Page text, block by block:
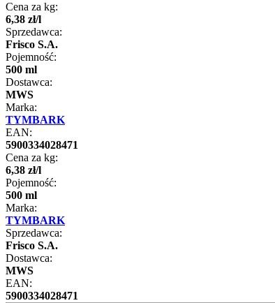
Cena za kg:
6,38 zł/l
Sprzedawca:
Frisco S.A.
Pojemność:
500 ml
Dostawca:
MWS
Marka:
TYMBARK
EAN:
5900334028471
Cena za kg:
6,38 zł/l
Pojemność:
500 ml
Marka:
TYMBARK
Sprzedawca:
Frisco S.A.
Dostawca:
MWS
EAN:
5900334028471